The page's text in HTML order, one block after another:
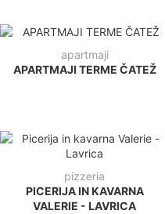
apartmaji
APARTMAJI TERME ČATEŽ
pizzeria
PICERIJA IN KAVARNA
VALERIE - LAVRICA